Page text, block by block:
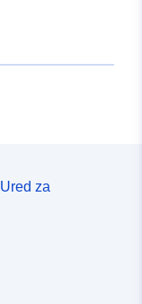
Ured za